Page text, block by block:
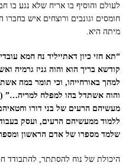
לעולם והוסיף בו אריח שלא נגע בו
חומסים וגונבים ורוצחים איש
מיתה היא.
“תא חזי כיון דאתייליד נח חמא
קודשא בריך הוא והוה גניז גרמיה
למהך באורחייהו, וכי תומר במה
והוה אשתדל בהו למפלח למריה…”
מעשיהם הרעים של בני דורו
ללמוד ממעשיהם הרעים, ועסק
שלמד מספרו של אדם הראשון
היכולת של נוח להסתתר, להתבודד